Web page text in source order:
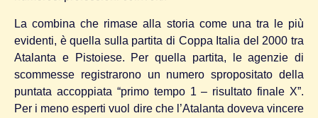
La combina che rimase alla storia come una tra le più
evidenti, è quella sulla partita di Coppa Italia del 2000 tra
Atalanta e Pistoiese. Per quella partita, le agenzie di
scommesse registrarono un numero spropositato della
puntata accoppiata “primo tempo 1 – risultato finale X”.
Per i meno esperti vuol dire che l’Atalanta doveva vincere